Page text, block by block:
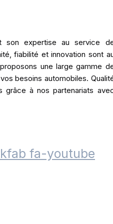
son expertise au service
fiabilité et innovation sont
une large gamme
besoins automobiles.
grâce à nos partenariats
fab fa-youtube